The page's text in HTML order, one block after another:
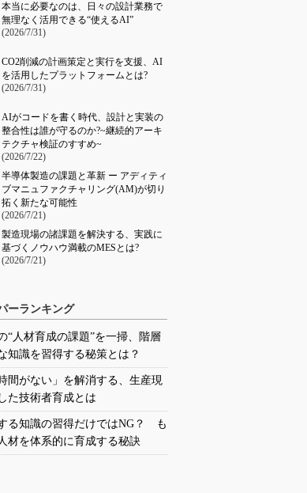
本当に必要なのは、日々の設計業務で
無理なく活用できる“使えるAI”
(2026/7/31)
CO2削減の計画策定と実行を支援、AI
を活用したプラットフォームとは?
(2026/7/31)
AIがコードを書く時代、設計と実装の
整合性は誰が守るのか?~継続的アーキ
テクチャ検証のすすめ~
(2026/7/22)
半導体製造の課題と革新 ー アディティ
ブマニュファクチャリング(AM)が切り
拓く新たな可能性
(2026/7/21)
製造現場の諸課題を解決する、実践に
基づくノウハウ満載のMESとは?
(2026/7/21)
ーランキング
“人材育成の課題”を一掃、階層
知識を習得する秘策とは？
間がない」を解消する、生産現
た技術者育成とは
る知識の習得だけではNG？ も
材を体系的に育成する秘訣